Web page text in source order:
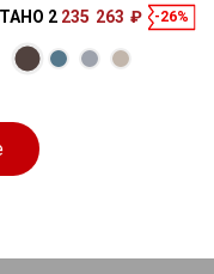
2 235 263 ₽ -26%